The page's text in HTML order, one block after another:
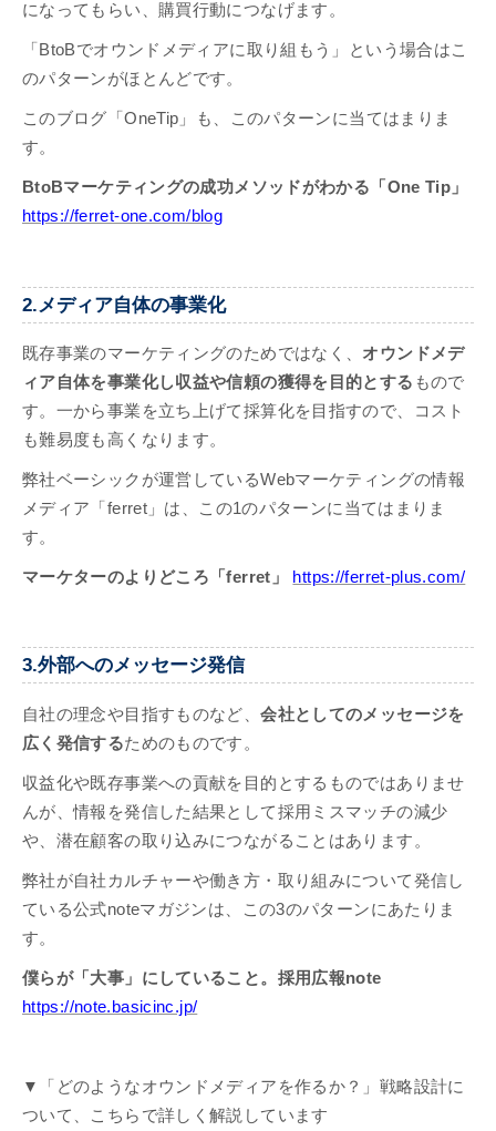
になってもらい、購買行動につなげます。
「BtoBでオウンドメディアに取り組もう」という場合はこ
のパターンがほとんどです。
このブログ「OneTip」も、このパターンに当てはまりま
す。
BtoBマーケティングの成功メソッドがわかる「One Tip」
https://ferret-one.com/blog
2.メディア自体の事業化
既存事業のマーケティングのためではなく、 オウンドメデ
ィア自体を事業化し収益や信頼の獲得を目的とする もので
す。一から事業を立ち上げて採算化を目指すので、コスト
も難易度も高くなります。
弊社ベーシックが運営しているWebマーケティングの情報
メディア「ferret」は、この1のパターンに当てはまりま
す。
マーケターのよりどころ「ferret」 https://ferret-plus.com/
3.外部へのメッセージ発信
自社の理念や目指すものなど、会社としてのメッセージを
広く発信するためのものです。
収益化や既存事業への貢献を目的とするものではありませ
んが、情報を発信した結果として採用ミスマッチの減少
や、潜在顧客の取り込みにつながることはあります。
弊社が自社カルチャーや働き方・取り組みについて発信し
ている公式noteマガジンは、この3のパターンにあたりま
す。
僕らが「大事」にしていること。採用広報note
https://note.basicinc.jp/
▼「どのようなオウンドメディアを作るか？」戦略設計に
ついて、こちらで詳しく解説しています